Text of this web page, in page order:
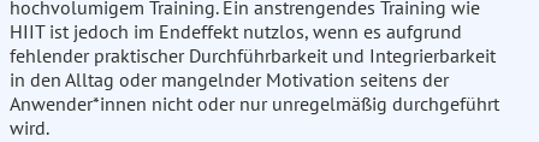
hochvolumigem Training. Ein anstrengendes Training wie
HIIT ist jedoch im Endeffekt nutzlos, wenn es aufgrund
fehlender praktischer Durchführbarkeit und Integrierbarkeit
in den Alltag oder mangelnder Motivation seitens der
Anwender*innen nicht oder nur unregelmäßig durchgeführt
wird.